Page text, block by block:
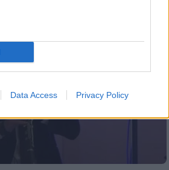
Data Access Privacy Policy